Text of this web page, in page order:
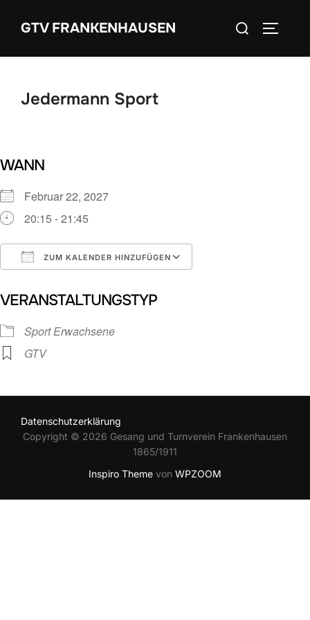
InhaltGTV FRANKENHAUSEN
Suchen
Jedermann Sport
WANN
Februar 22, 2027
20:15 - 21:45
ZUM KALENDER HINZUFÜGEN
VERANSTALTUNGSTYP
Sport Erwachsene
GTV
Datenschutzerklärung
Copyright © 2026 Gesang und Turnverein Frankenhausen
1865/1911
Inspiro Theme von WPZOOM